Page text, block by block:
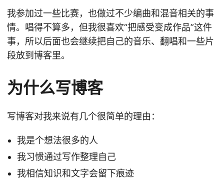
我参加过一些比赛，也做过不少编曲和混音相关的事
情。唱得不算多，但我很喜欢“把感受变成作品”这件
事，所以后面也会继续把自己的音乐、翻唱和一些片
段放到博客里。
为什么写博客
写博客对我来说有几个很简单的理由：
我是个想法很多的人
我习惯通过写作整理自己
我相信知识和文字会留下痕迹